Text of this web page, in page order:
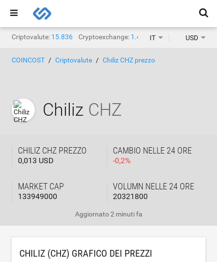
Criptovalute: 15.836 Cryptoexchange: 1.467 IT USD
COINCOST Criptovalute Chiliz CHZ prezzo
Chiliz CHZ
CHILIZ CHZ PREZZO
0,013 USD
CAMBIO NELLE 24 ORE
-0,2%
MARKET CAP
133949000
VOLUMN NELLE 24 ORE
20321800
Aggiornato2 minuti fa
CHILIZ (CHZ) GRAFICO DEI PREZZI